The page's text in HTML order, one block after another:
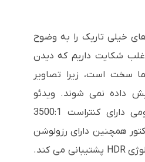
خیلی تاریک را به وضوح
شکایت داریم که دیدن
سخت است، زیرا تصاویر
داده نمی شوند. ویدئو
پروژکتور لیزری شیائومی دارای کنتراست 3500:1
همچنین دارای رزولوشن
HDR پشتیبانی می کند.